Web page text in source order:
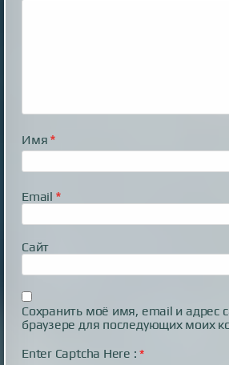
Имя*
Email *
Сайт
Сохранить моё имя, email и адрес
браузере для последующих моих
Enter Captcha Here :*